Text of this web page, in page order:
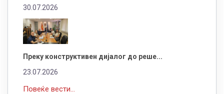
30.07.2026
Преку конструктивен дијалог до реше...
23.07.2026
Повеќе вести...